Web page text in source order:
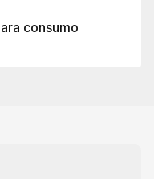
consumo